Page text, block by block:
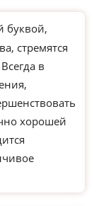
буквой,
стремятся
в
хорошей